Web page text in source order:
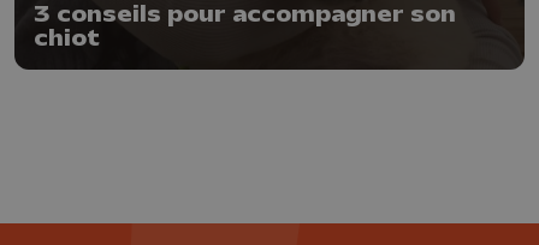
3 conseils pour accompagner son
chiot